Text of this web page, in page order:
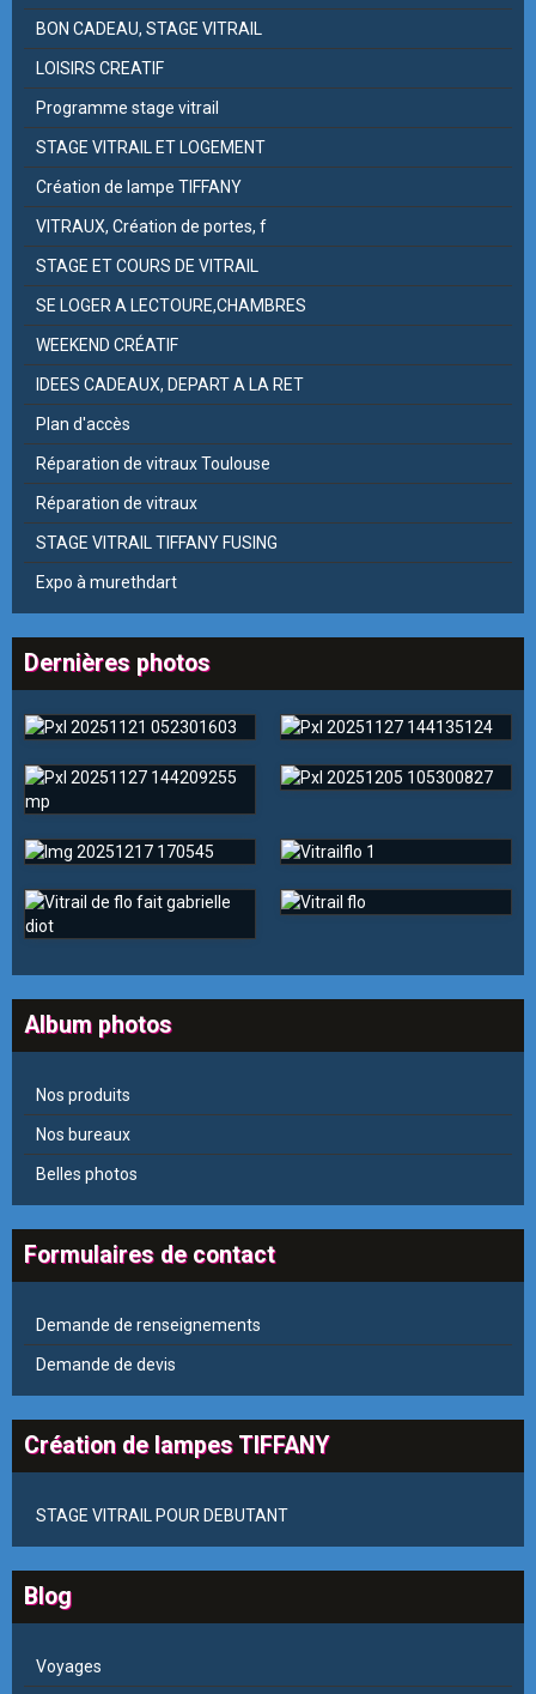
BON CADEAU, STAGE VITRAIL
LOISIRS CREATIF
Programme stage vitrail
STAGE VITRAIL ET LOGEMENT
Création de lampe TIFFANY
VITRAUX, Création de portes, f
STAGE ET COURS DE VITRAIL
SE LOGER A LECTOURE,CHAMBRES
WEEKEND CRÉATIF
IDEES CADEAUX, DEPART A LA RET
Plan d'accès
Réparation de vitraux Toulouse
Réparation de vitraux
STAGE VITRAIL TIFFANY FUSING
Expo à murethdart
Dernières photos
Album photos
Nos produits
Nos bureaux
Belles photos
Formulaires de contact
Demande de renseignements
Demande de devis
Création de lampes TIFFANY
STAGE VITRAIL POUR DEBUTANT
Blog
Voyages